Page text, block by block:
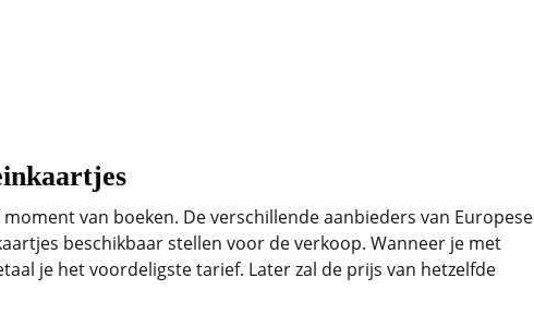
van boeken. De verschillende aanbieders van Europese
beschikbaar stellen voor de verkoop. Wanneer je met
je het voordeligste tarief. Later zal de prijs van hetzelfde